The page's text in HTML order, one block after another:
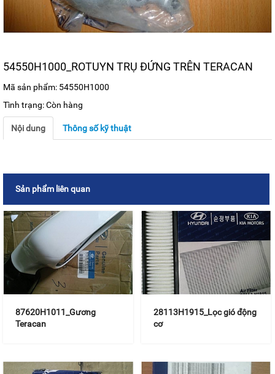
54550H1000_ROTUYN TRỤ ĐỨNG TRÊN TERACAN
Mã sản phẩm: 54550H1000
Tình trạng: Còn hàng
Nội dung Thông số kỹ thuật
Sản phẩm liên quan
87620H1011_Gương
Teracan
28113H1915_Lọc gió động
cơ